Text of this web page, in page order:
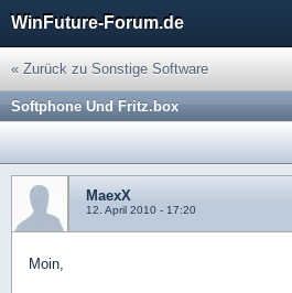
WinFuture-Forum.de
« Zurück zu Sonstige Software
Softphone Und Fritz.box
MaexX
12. April 2010 - 17:20
Moin,